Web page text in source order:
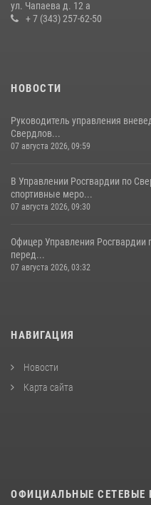
10 июля 2026, 12:35
ул. Чапаева д. 12 а
+ 7 (343) 257-62-50
НОВОСТИ
Руководитель управления
Свердлов...
07 августа 2026, 09:59
В Управлении Росгвардии по
спортивные меро...
07 августа 2026, 09:30
Офицер Управления Росгвардии
перед...
07 августа 2026, 03:32
НАВИГАЦИЯ
Новости
Карта сайта
ОФИЦИАЛЬНЫЕ СЕТЕВЫЕ